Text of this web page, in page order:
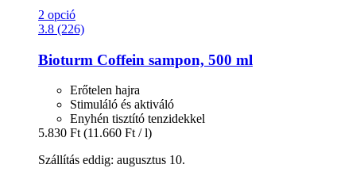
2 opció
3.8 (226)
Bioturm Coffein sampon, 500 ml
Erőtelen hajra
Stimuláló és aktiváló
Enyhén tisztító tenzidekkel
5.830 Ft (11.660 Ft / l)
Szállítás eddig: augusztus 10.